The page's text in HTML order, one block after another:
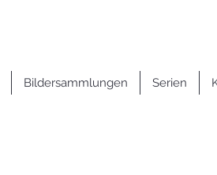
Bildersammlungen Serien